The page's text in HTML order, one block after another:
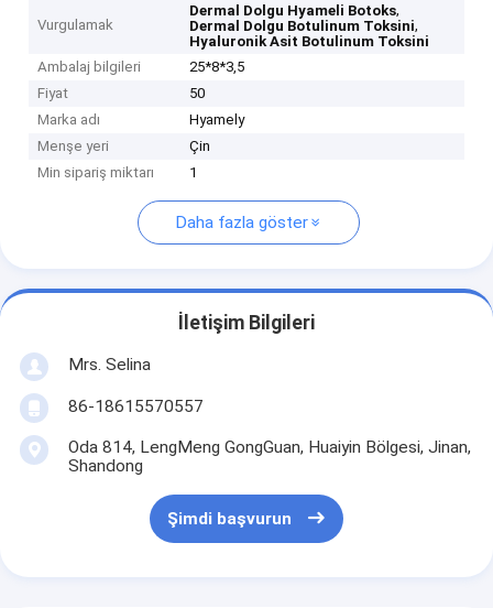
Vurgulamak
Dermal Dolgu Hyameli Botoks,
Dermal Dolgu Botulinum Toksini,
Hyaluronik Asit Botulinum Toksini
Ambalaj bilgileri
25*8*3,5
Fiyat
50
Marka adı
Hyamely
Menşe yeri
Çin
Min sipariş miktarı
1
Daha fazla göster
İletişim Bilgileri
Mrs. Selina
86-18615570557
Oda 814, LengMeng GongGuan, Huaiyin Bölgesi, Jinan,
Shandong
Şimdi başvurun